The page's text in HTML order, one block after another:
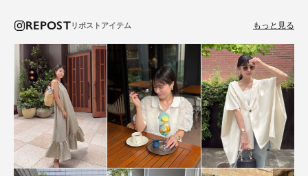
REPOST もっと見る